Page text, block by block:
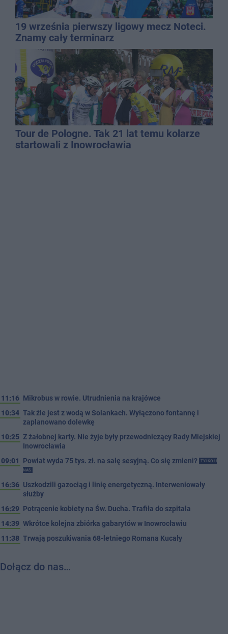
19 września pierwszy ligowy mecz Noteci.
Znamy cały terminarz
Tour de Pologne. Tak 21 lat temu kolarze
startowali z Inowrocławia
11:16 Mikrobus w rowie. Utrudnienia na krajówce
10:34 Tak źle jest z wodą w Solankach. Wyłączono fontannę i
zaplanowano dolewkę
10:25 Z żałobnej karty. Nie żyje były przewodniczący Rady Miejskiej
Inowrocławia
09:01
Powiat wyda 75 tys. zł. na salę sesyjną. Co się zmieni?
TYLKO U
NAS
16:36 Uszkodzili gazociąg i linię energetyczną. Interweniowały
służby
16:29 Potrącenie kobiety na Św. Ducha. Trafiła do szpitala
14:39 Wkrótce kolejna zbiórka gabarytów w Inowrocławiu
11:38 Trwają poszukiwania 68-letniego Romana Kucały
Dołącz do nas…